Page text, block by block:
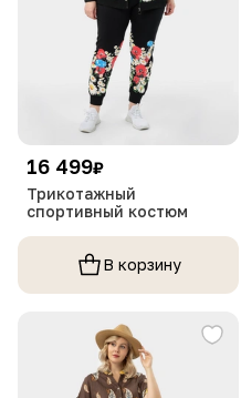
16 499₽
Трикотажный
спортивный костюм
В корзину